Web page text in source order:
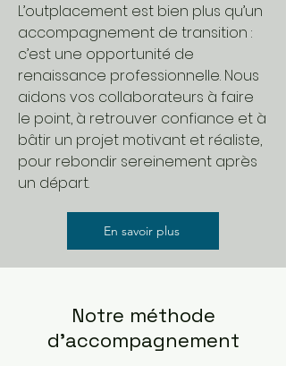
L’outplacement est bien plus qu’un
accompagnement de transition :
c’est une opportunité de
renaissance professionnelle. Nous
aidons vos collaborateurs à faire
le point, à retrouver confiance et à
bâtir un projet motivant et réaliste,
pour rebondir sereinement après
un départ.
En savoir plus
Notre méthode
d’accompagnement